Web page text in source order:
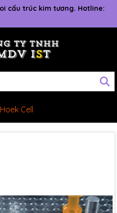
cấu trúc kim tương. Hotline:
Cell